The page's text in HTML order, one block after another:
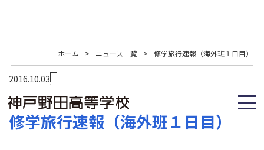
ホーム > ニュース一覧 > 修学旅行速報（海外班１日目）
2016.10.03
修学旅行速報（海外班１日目）